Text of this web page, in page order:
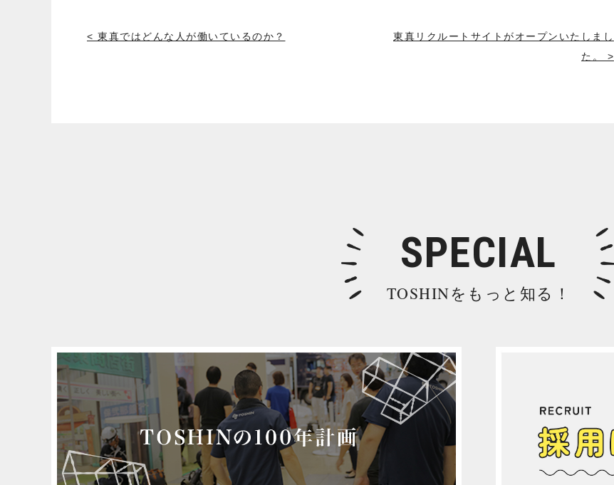
< 東真ではどんな人が働いているのか？
東真リクルートサイトがオープンいたしまし
た。 >
SPECIAL
TOSHINをもっと知る！